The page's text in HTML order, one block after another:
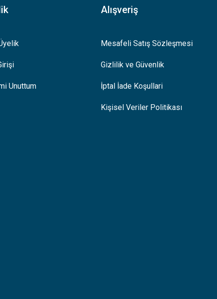
Unuttum
Alışveriş
Mesafeli Satış Sözleşmesi
Gizlilik ve Güvenlik
İptal İade Koşullari
Kişisel Veriler Politikası